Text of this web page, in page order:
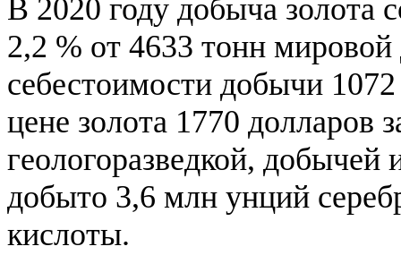
В 2020 году добыча золота
2,2 % от 4633 тонн
себестоимости добычи
цене золота 1770 долларов
геологоразведкой,
добыто 3,6 млн унций
кислоты.